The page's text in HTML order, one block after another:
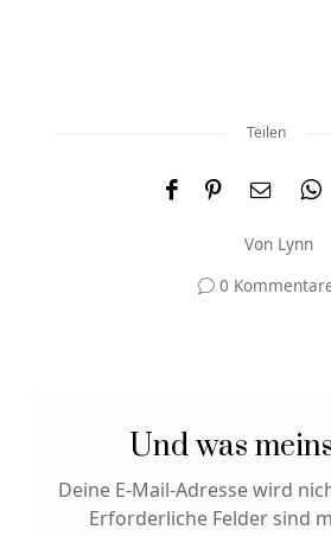
Teilen
Von Lynn
0
Und was
Deine E-Mail-Adresse wird
Erforderliche Felder sind